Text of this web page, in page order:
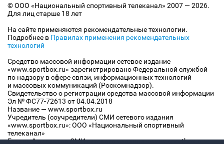
© ООО «Национальный спортивный телеканал» 2007 — 2026.
Для лиц старше 18 лет
На сайте применяются рекомендательные технологии.
Подробнее в Правилах применения рекомендательных
технологий
Средство массовой информации сетевое издание
«www.sportbox.ru» зарегистрировано Федеральной службой
по надзору в сфере связи, информационных технологий
и массовых коммуникаций (Роскомнадзор).
Свидетельство о регистрации средства массовой информации
Эл № ФС77-72613 от 04.04.2018
Название — www.sportbox.ru
Учредитель (соучредители) СМИ сетевого издания
«www.sportbox.ru»: ООО «Национальный спортивный
телеканал»
Главный редактор СМИ сетевого издания «www.sportbox.ru»: